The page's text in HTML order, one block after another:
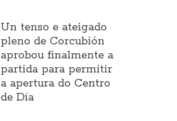
Un tenso e ateigado
pleno de Corcubión
aprobou finalmente a
partida para permitir
a apertura do Centro
de Día